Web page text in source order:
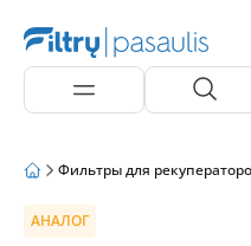
Фильтры для
АНАЛОГ